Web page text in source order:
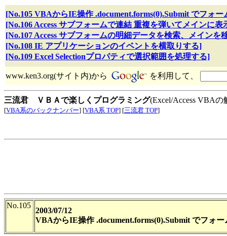
[No.105 VBAからIE操作 .document.forms(0).Submit でフォー
[No.106 Access サブフォームで連結 重複を弾いてメインに表
[No.107 Access サブフォームの明細データを検索、メインを
[No.108 IE アプリケーションのイベントを横取りする]
[No.109 Excel Selectionプロパティで選択範囲を処理する]
www.ken3.org(サイト内)から を利用して、
三流君 ＶＢＡで楽しくプログラミング(Excel/Access VBA
[VBA系のバックナンバー] [VBA系 TOP] [三流君 TOP]
No.105
2003/07/12
VBAからIE操作 .document.forms(0).Submit でフォ